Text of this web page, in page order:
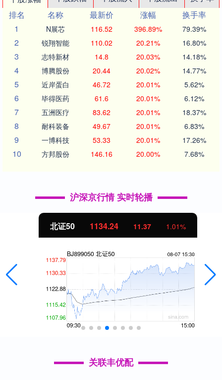
排名
名称 最新价 涨幅
换手率
1
N展芯 116.52 396.89% 79.39%
2 锐翔智能 110.02 20.21% 16.80%
3 志特新材 14.8 20.03% 14.18%
4 博腾股份 20.44 20.02% 14.77%
5 近岸蛋白 46.72 20.01% 5.62%
6 毕得医药 61.6 20.01% 6.12%
7 五洲医疗 83.62 20.01% 18.37%
8 耐科装备 49.67 20.01% 6.83%
9 一博科技 53.33 20.01% 17.26%
10 方邦股份 146.16 20.00% 7.68%
沪深京行情 实时轮播
北证50 1134.24 11.37 1.01%
关联丰优配